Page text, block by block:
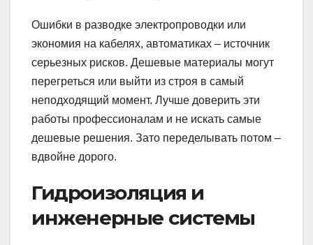
Ошибки в разводке электропроводки или
экономия на кабелях, автоматиках – источник
серьезных рисков. Дешевые материалы могут
перегреться или выйти из строя в самый
неподходящий момент. Лучше доверить эти
работы профессионалам и не искать самые
дешевые решения. Зато переделывать потом –
вдвойне дорого.
Гидроизоляция и
инженерные системы